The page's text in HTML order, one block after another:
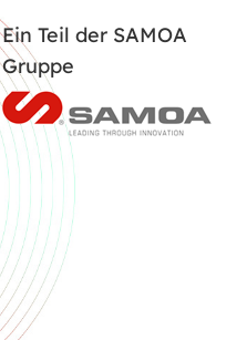
Ein Teil der SAMOA
Gruppe